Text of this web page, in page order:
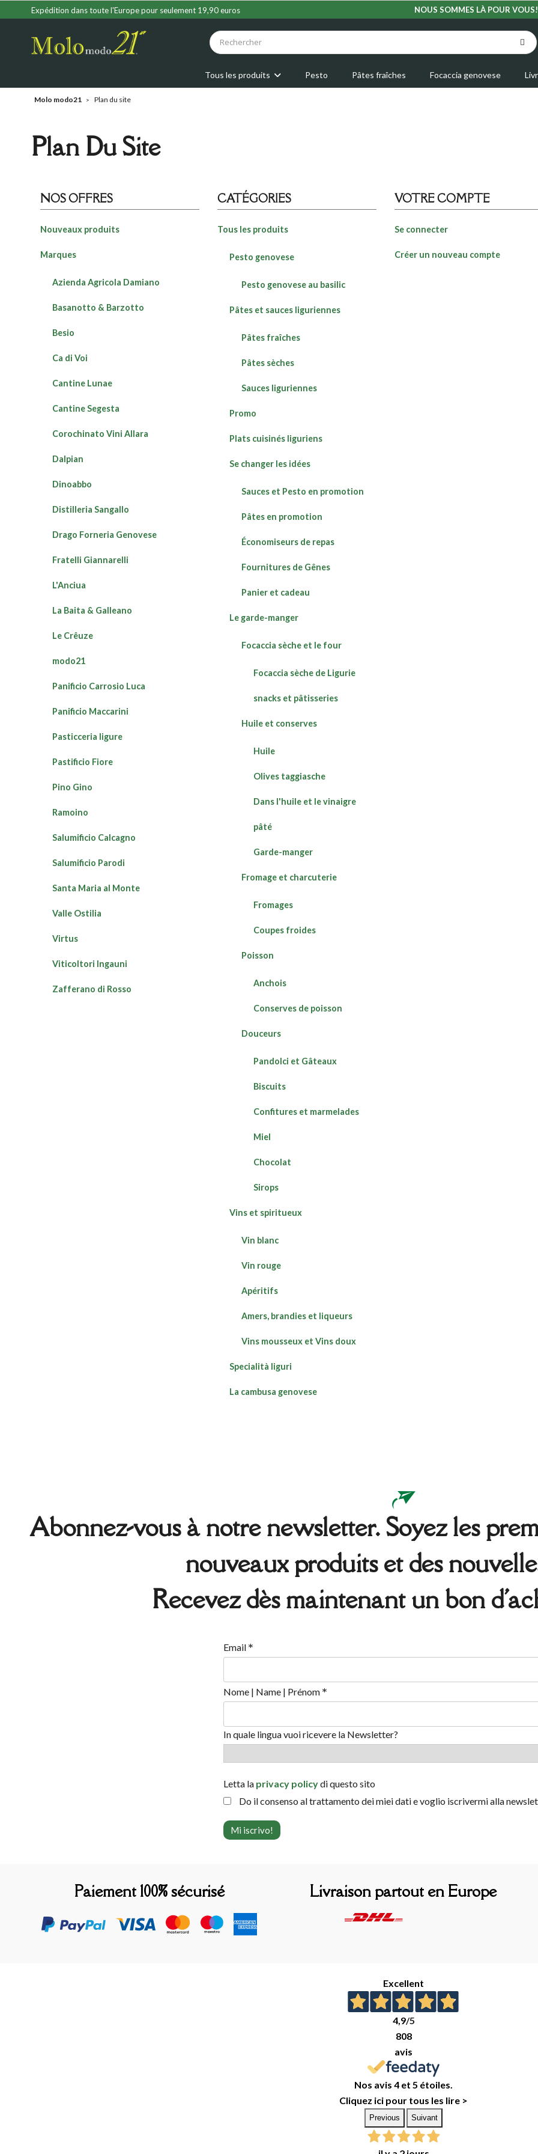
Expédition dans toute l'Europe pour seulement 19,90 euros NOUS SOMMES LÀ POUR VOUS!
Tous les produits Pesto Pâtes fraîches Focaccia genovese
Molo modo21 Plan du site
Plan Du Site
NOS OFFRES
Nouveaux produits
Marques
Azienda Agricola Damiano
Basanotto & Barzotto
Besio
Ca di Voi
Cantine Lunae
Cantine Segesta
Corochinato Vini Allara
Dalpian
Dinoabbo
Distilleria Sangallo
Drago Forneria Genovese
Fratelli Giannarelli
L'Anciua
La Baita & Galleano
Le Crêuze
modo21
Panificio Carrosio Luca
Panificio Maccarini
Pasticceria ligure
Pastificio Fiore
Pino Gino
Ramoino
Salumificio Calcagno
Salumificio Parodi
Santa Maria al Monte
Valle Ostilia
Virtus
Viticoltori Ingauni
Zafferano di Rosso
CATÉGORIES
Tous les produits
Pesto genovese
Pesto genovese au basilic
Pâtes et sauces liguriennes
Pâtes fraîches
Pâtes sèches
Sauces liguriennes
Promo
Plats cuisinés liguriens
Se changer les idées
Sauces et Pesto en promotion
Pâtes en promotion
Économiseurs de repas
Fournitures de Gênes
Panier et cadeau
Le garde-manger
Focaccia sèche et le four
Focaccia sèche de Ligurie
snacks et pâtisseries
Huile et conserves
Huile
Olives taggiasche
Dans l'huile et le vinaigre
pâté
Garde-manger
Fromage et charcuterie
Fromages
Coupes froides
Poisson
Anchois
Conserves de poisson
Douceurs
Pandolci et Gâteaux
Biscuits
Confitures et marmelades
Miel
Chocolat
Sirops
Vins et spiritueux
Vin blanc
Vin rouge
Apéritifs
Amers, brandies et liqueurs
Vins mousseux et Vins doux
Specialità liguri
La cambusa genovese
VOTRE COMPTE
Se connecter
Créer un nouveau compte
Abonnez-vous à notre newsletter. Soyez les
nouveaux produits et des
Recevez dès maintenant un bon
Email *
Nome | Name | Prénom *
In quale lingua vuoi ricevere la Newsletter?
Letta la privacy policydi questo sito
Do il consenso al trattamento dei miei dati e voglio iscrivermi alla
Paiement 100% sécurisé Livraison partout en Europe
Excellent
4,9/5
808
avis
Nos avis 4 et 5 étoiles.
Cliquez ici pour tous les lire >
Previous Suivant